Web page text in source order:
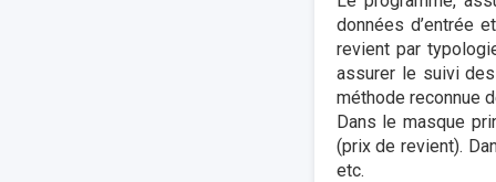
données d’entrée
revient par
assurer le suivi
méthode reconnue
Dans le masque
(prix de revient).
etc.